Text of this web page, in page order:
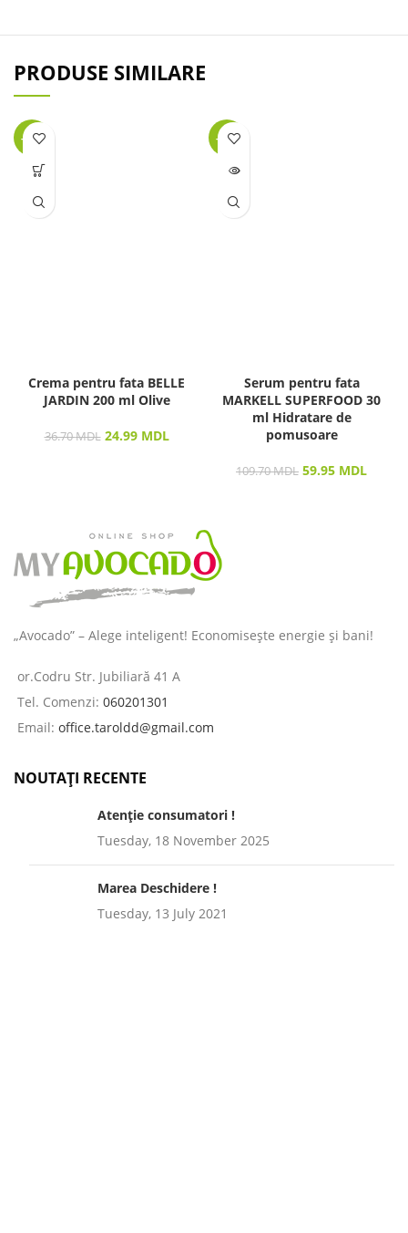
PRODUSE SIMILARE
-32%
Crema pentru fata BELLE
JARDIN 200 ml Olive
36.70MDL 24.99 MDL
-45%
LIPSĂ
Serum pentru fata
MARKELL SUPERFOOD 30
ml Hidratare de
pomusoare
109.70MDL 59.95 MDL
„Avocado” – Alege inteligent! Economisește energie și bani!
or.Codru Str. Jubiliară 41 A
Tel. Comenzi: 060201301
Email: office.taroldd@gmail.com
NOUTAȚI RECENTE
Atenție consumatori !
Tuesday, 18 November 2025
Marea Deschidere !
Tuesday, 13 July 2021